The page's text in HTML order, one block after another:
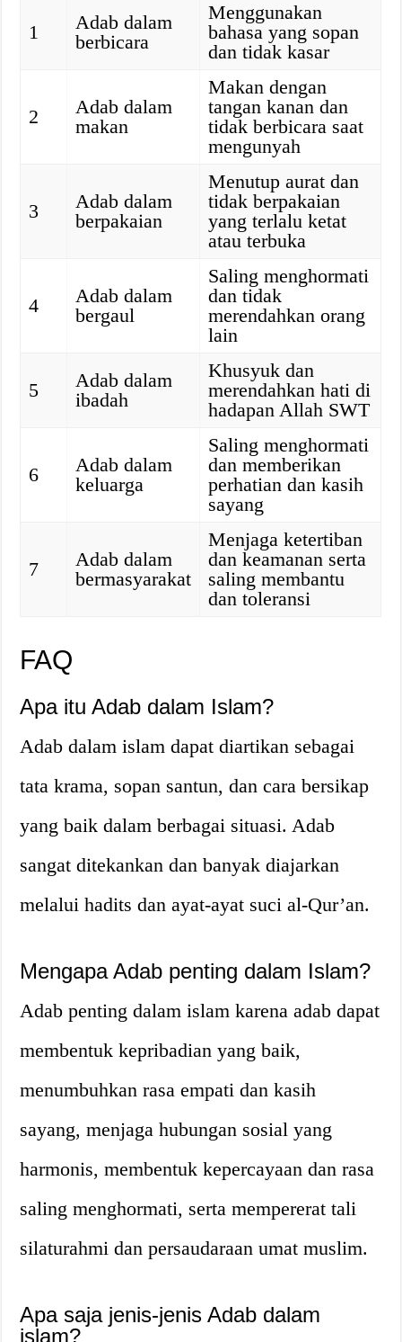
1
Adab dalam
berbicara
Menggunakan
bahasa yang sopan
dan tidak kasar
2
Adab dalam
makan
Makan dengan
tangan kanan dan
tidak berbicara saat
mengunyah
3
Adab dalam
berpakaian
Menutup aurat dan
tidak berpakaian
yang terlalu ketat
atau terbuka
4
Adab dalam
bergaul
Saling menghormati
dan tidak
merendahkan orang
lain
5
Adab dalam
ibadah
Khusyuk dan
merendahkan hati di
hadapan Allah SWT
6
Adab dalam
keluarga
Saling menghormati
dan memberikan
perhatian dan kasih
sayang
7
Adab dalam
bermasyarakat
Menjaga ketertiban
dan keamanan serta
saling membantu
dan toleransi
FAQ
Apa itu Adab dalam Islam?
Adab dalam islam dapat diartikan sebagai
tata krama, sopan santun, dan cara bersikap
yang baik dalam berbagai situasi. Adab
sangat ditekankan dan banyak diajarkan
melalui hadits dan ayat-ayat suci al-Qur’an.
Mengapa Adab penting dalam Islam?
Adab penting dalam islam karena adab dapat
membentuk kepribadian yang baik,
menumbuhkan rasa empati dan kasih
sayang, menjaga hubungan sosial yang
harmonis, membentuk kepercayaan dan rasa
saling menghormati, serta mempererat tali
silaturahmi dan persaudaraan umat muslim.
Apa saja jenis-jenis Adab dalam
islam?